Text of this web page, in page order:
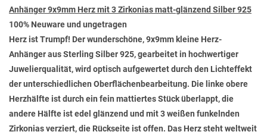
Anhänger 9x9mm Herz mit 3 Zirkonias matt-glänzend Silber 925
100% Neuware und ungetragen
Herz ist Trumpf! Der wunderschöne, 9x9mm kleine Herz-
Anhänger aus Sterling Silber 925, gearbeitet in hochwertiger
Juwelierqualität, wird optisch aufgewertet durch den Lichteffekt
der unterschiedlichen Oberflächenbearbeitung. Die linke obere
Herzhälfte ist durch ein fein mattiertes Stück überlappt, die
andere Hälfte ist edel glänzend und mit 3 weißen funkelnden
Zirkonias verziert, die Rückseite ist offen. Das Herz steht weltweit